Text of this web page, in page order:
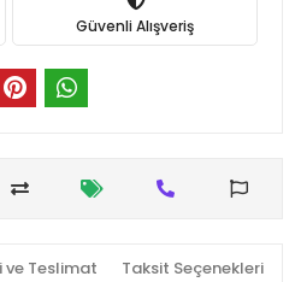
Güvenli Alışveriş
ve Teslimat Taksit Seçenekleri